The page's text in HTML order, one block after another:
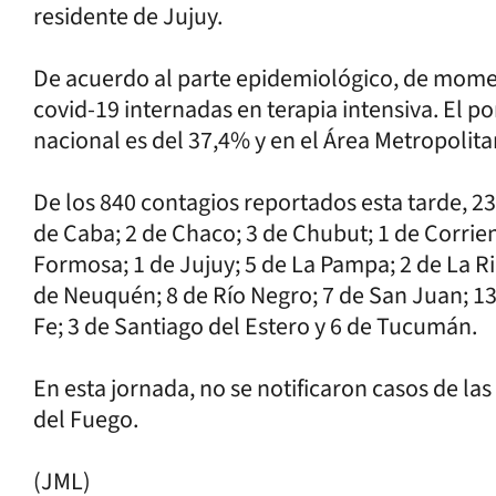
residente de Jujuy.
De acuerdo al parte epidemiológico, de
covid-19 internadas en terapia intensiva. El
nacional es del 37,4% y en el Área
De los 840 contagios reportados esta tarde,
de Caba; 2 de Chaco; 3 de Chubut; 1 de
Formosa; 1 de Jujuy; 5 de La Pampa; 2 de La
de Neuquén; 8 de Río Negro; 7 de San Juan;
Fe; 3 de Santiago del Estero y 6 de Tucumán.
En esta jornada, no se notificaron casos de
del Fuego.
(JML)